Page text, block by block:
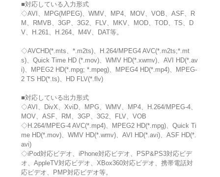
■対応している入力形式
◇AVI、MPG(MPEG)、WMV、MP4、MOV、VOB、ASF、R
M、RMVB、3GP、3G2、FLV、MKV、MOD、TOD、TS、D
V、H.261、H.264、M4V、DAT等。
◇AVCHD(*.mts、*.m2ts)、H.264/MPEG4 AVC(*.m2ts;*.mt
s)、Quick Time HD (*.mov)、WMV HD(*.xwmv)、AVI HD(*.av
i)、MPEG2 HD(*.mpg; *.mpeg)、MPEG4 HD(*.mp4)、MPEG-
2 TS HD(*.ts)、HD FLV(*.flv)
■対応している出力形式
◇AVI、DivX、XviD、MPG、WMV、MP4、H.264/MPEG-4、
MOV、ASF、RM、3GP、3G2、FLV、VOB
◇H.264/MPEG-4 AVC(*.mp4)、MPEG2 HD(*.mpg)、Quick Ti
me HD(*.mov)、WMV HD(*.wmv)、AVI HD(*.avi)、ASF HD(*.
avi)
◇iPod対応ビデオ、iPhone対応ビデオ、PSP&PS3対応ビデ
オ、AppleTV対応ビデオ、XBox360対応ビデオ、携帯電話対
応ビデオ、PMP対応ビデオ等。